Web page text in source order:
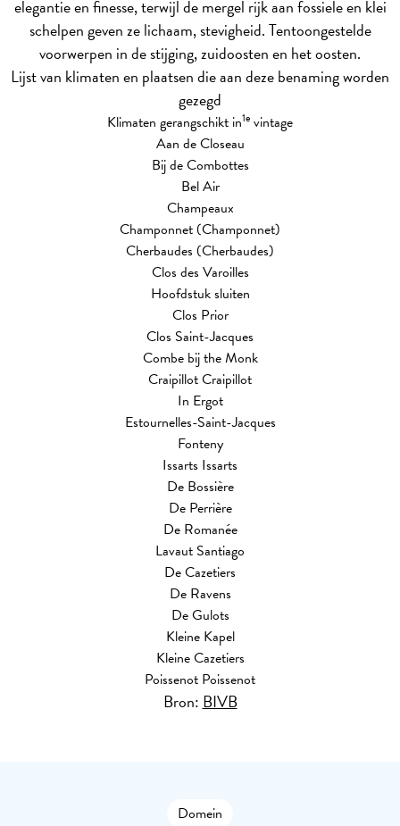
elegantie en finesse, terwijl de mergel rijk aan fossiele en klei
schelpen geven ze lichaam, stevigheid. Tentoongestelde
voorwerpen in de stijging, zuidoosten en het oosten.
Lijst van klimaten en plaatsen die aan deze benaming worden
gezegd
Klimaten gerangschikt in1e vintage
Aan de Closeau
Bij de Combottes
Bel Air
Champeaux
Champonnet (Champonnet)
Cherbaudes (Cherbaudes)
Clos des Varoilles
Hoofdstuk sluiten
Clos Prior
Clos Saint-Jacques
Combe bij the Monk
Craipillot Craipillot
In Ergot
Estournelles-Saint-Jacques
Fonteny
Issarts Issarts
De Bossière
De Perrière
De Romanée
Lavaut Santiago
De Cazetiers
De Ravens
De Gulots
Kleine Kapel
Kleine Cazetiers
Poissenot Poissenot
Bron:BIVB
Domein